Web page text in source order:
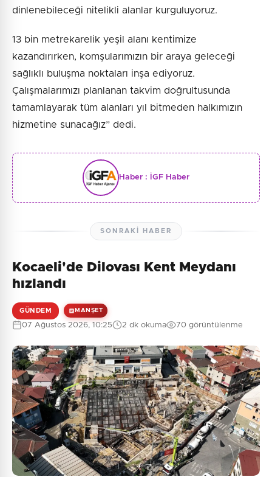
dinlenebileceği nitelikli alanlar kurguluyoruz.
13 bin metrekarelik yeşil alanı kentimize
kazandırırken, komşularımızın bir araya geleceği
sağlıklı buluşma noktaları inşa ediyoruz.
Çalışmalarımızı planlanan takvim doğrultusunda
tamamlayarak tüm alanları yıl bitmeden halkımızın
hizmetine sunacağız” dedi.
Haber : İGF Haber
SONRAKI HABER
Kocaeli'de Dilovası Kent Meydanı
hızlandı
GÜNDEM MANŞET
07 Ağustos 2026, 10:25 2 dk okuma 70 görüntülenme